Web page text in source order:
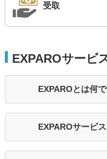
受取
EXPAROサービ
EXPAROとは何で
EXPAROサービ